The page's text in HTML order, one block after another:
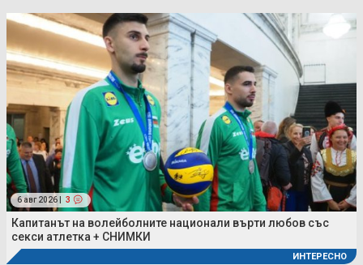
6 авг 2026 | 3
Капитанът на волейболните национали върти любов със
секси атлетка + СНИМКИ
ИНТЕРЕСНО